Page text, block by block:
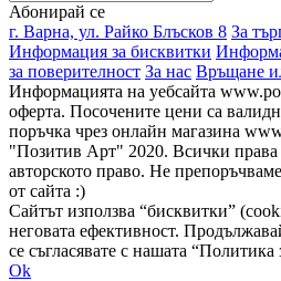
Абонирай се
г. Варна, ул. Райко Блъсков 8 За
Информация за бисквитки
за поверителност За нас Връщане
Информацията на уебсайта
оферта. Посочените цени са
поръчка чрез онлайн магазина
"Позитив Арт" 2020. Всички права
авторското право. Не
от сайта :)
Сайтът използва “бисквитки”
неговата ефективност.
се съгласявате с нашата
Ok